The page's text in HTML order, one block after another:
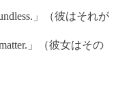
」（彼はそれが
matter.」（彼女はその